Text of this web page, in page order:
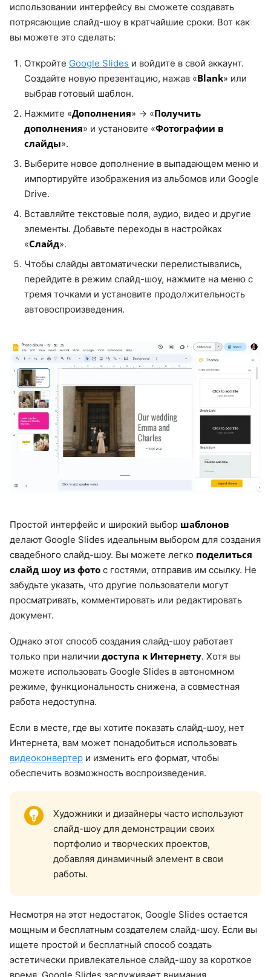
использовании интерфейсу вы сможете создавать
потрясающие слайд-шоу в кратчайшие сроки. Вот как
вы можете это сделать:
Откройте Google Slides и войдите в свой аккаунт.
Создайте новую презентацию, нажав «Blank» или
выбрав готовый шаблон.
Нажмите «Дополнения» → «Получить
дополнения» и установите «Фотографии в
слайды».
Выберите новое дополнение в выпадающем меню и
импортируйте изображения из альбомов или Google
Drive.
Вставляйте текстовые поля, аудио, видео и другие
элементы. Добавьте переходы в настройках
«Слайд».
Чтобы слайды автоматически перелистывались,
перейдите в режим слайд-шоу, нажмите на меню с
тремя точками и установите продолжительность
автовоспроизведения.
Простой интерфейс и широкий выбор шаблонов
делают Google Slides идеальным выбором для создания
свадебного слайд-шоу. Вы можете легко поделиться
слайд шоу из фото с гостями, отправив им ссылку. Не
забудьте указать, что другие пользователи могут
просматривать, комментировать или редактировать
документ.
Однако этот способ создания слайд-шоу работает
только при наличии доступа к Интернету. Хотя вы
можете использовать Google Slides в автономном
режиме, функциональность снижена, а совместная
работа недоступна.
Если в месте, где вы хотите показать слайд-шоу, нет
Интернета, вам может понадобиться использовать
видеоконвертер и изменить его формат, чтобы
обеспечить возможность воспроизведения.
Художники и дизайнеры часто используют
слайд-шоу для демонстрации своих
портфолио и творческих проектов,
добавляя динамичный элемент в свои
работы.
Несмотря на этот недостаток, Google Slides остается
мощным и бесплатным создателем слайд-шоу. Если вы
ищете простой и бесплатный способ создать
эстетически привлекательное слайд-шоу за короткое
время, Google Slides заслуживает внимания.